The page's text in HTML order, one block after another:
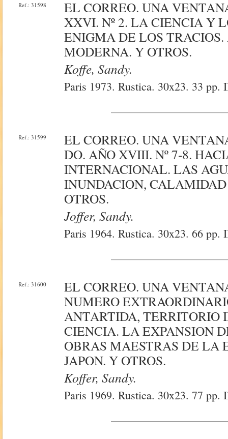
Ref.: 31598
EL CORREO. UNA
XXVI. Nº 2. LA CIENCIA Y
ENIGMA DE LOS
MODERNA. Y OTROS.
Koffe, Sandy.
Paris 1973. Rustica. 30x23. 33 pp.
Ref.: 31599
EL CORREO. UNA
DO. AÑO XVIII. Nº 7-8.
INTERNACIONAL. LAS
INUNDACION,
OTROS.
Joffer, Sandy.
Paris 1964. Rustica. 30x23. 66 pp.
Ref.: 31600
EL CORREO. UNA
NUMERO
ANTARTIDA, TERRITORIO
CIENCIA. LA EXPANSION
OBRAS MAESTRAS DE LA
JAPON. Y OTROS.
Koffer, Sandy.
Paris 1969. Rustica. 30x23. 77 pp.